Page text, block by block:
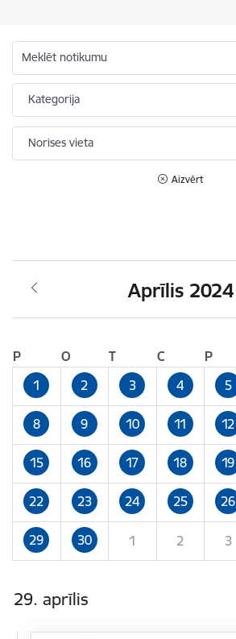
Meklēt notikumu
Kategorija
Norises vieta
Aizvērt
Aprīlis 2024
P O T C P
1
2 3 4 5
8 9 10 11 12
15 16 17 18 19
22 23 24 25 26
29 30 1 2 3
29. aprīlis